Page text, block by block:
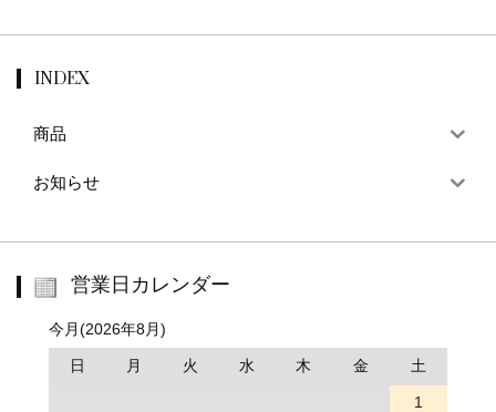
INDEX
商品
お知らせ
営業日カレンダー
今月(2026年8月)
日 月 火 水 木 金 土
1